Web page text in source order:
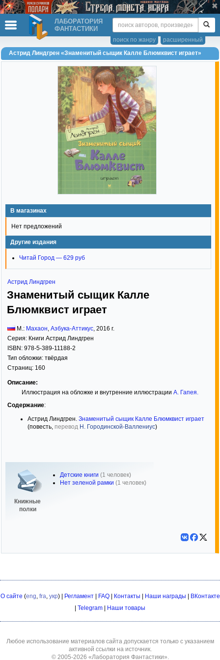
ЛАБОРАТОРИЯ
ФАНТАСТИКИ
расширенный
поиск по жанру
Астрид Линдгрен «Знаменитый сыщик Калле Блюмквист играет»
В магазинах
Нет предложений
Другие издания
Читай Город — 629 руб
Астрид Линдгрен
Знаменитый сыщик Калле
Блюмквист играет
М.: Махаон Азбука-Аттикус 2016 г.
Серия: Книги Астрид Линдгрен
ISBN: 978-5-389-11188-2
Тип обложки: твёрдая
Страниц: 160
Описание:
Иллюстрация на обложке и внутренние иллюстрации А. Гапея
Содержание:
Астрид Линдгрен. Знаменитый сыщик Калле Блюмквист играет
(повесть, перевод Н. Городинской-Валлениус)
Книжные
полки
Детские книги (1 человек)
Нет зеленой рамки (1 человек)
О сайте (eng, fra, укр) | Регламент| FAQ| Контакты Наши награды
ВКонтакте
Telegram Наши товары
Любое использование материалов сайта допускается только с указанием
активной ссылки на источник.
© 2005-2026 «Лаборатория Фантастики».